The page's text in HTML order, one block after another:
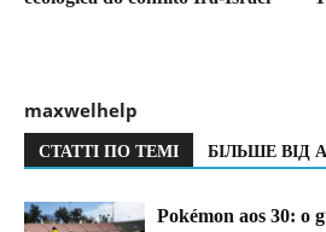
maxwelhelp
СТАТТІ ПО ТЕМІ БІЛЬШЕ ВІД
Pokémon aos 30: o